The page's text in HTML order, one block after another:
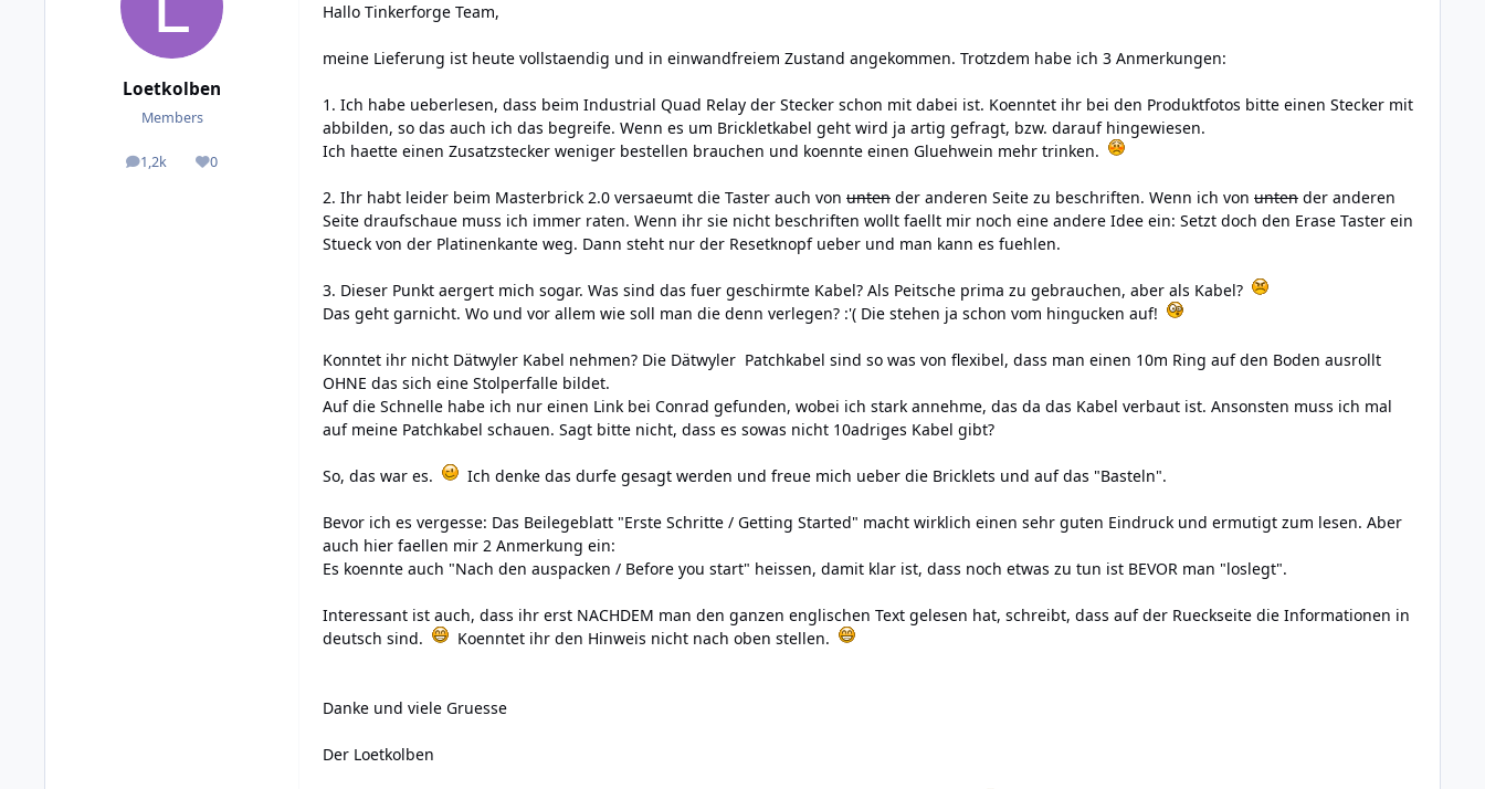
Loetkolben
Members
1,2k
posts 0
Reputation
Hallo Tinkerforge Team,
meine Lieferung ist heute vollstaendig und in einwandfreiem Zustand angekommen. Trotzdem habe ich 3 Anmerkungen:
1. Ich habe ueberlesen, dass beim Industrial Quad Relay der Stecker schon mit dabei ist. Koenntet ihr bei den Produktfotos bitte einen Stecker mit
abbilden, so das auch ich das begreife. Wenn es um Brickletkabel geht wird ja artig gefragt, bzw. darauf hingewiesen.
Ich haette einen Zusatzstecker weniger bestellen brauchen und koennte einen Gluehwein mehr trinken.
2. Ihr habt leider beim Masterbrick 2.0 versaeumt die Taster auch von unten der anderen Seite zu beschriften. Wenn ich von unten der anderen
Seite draufschaue muss ich immer raten. Wenn ihr sie nicht beschriften wollt faellt mir noch eine andere Idee ein: Setzt doch den Erase Taster ein
Stueck von der Platinenkante weg. Dann steht nur der Resetknopf ueber und man kann es fuehlen.
3. Dieser Punkt aergert mich sogar. Was sind das fuer geschirmte Kabel? Als Peitsche prima zu gebrauchen, aber als Kabel?
Das geht garnicht. Wo und vor allem wie soll man die denn verlegen? :'( Die stehen ja schon vom hingucken auf!
Konntet ihr nicht Dätwyler Kabel nehmen? Die Dätwyler Patchkabel sind so was von flexibel, dass man einen 10m Ring auf den Boden ausrollt
OHNE das sich eine Stolperfalle bildet.
Auf die Schnelle habe ich nur einen Link bei Conrad gefunden, wobei ich stark annehme, das da das Kabel verbaut ist. Ansonsten muss ich mal
auf meine Patchkabel schauen. Sagt bitte nicht, dass es sowas nicht 10adriges Kabel gibt?
So, das war es. Ich denke das durfe gesagt werden und freue mich ueber die Bricklets und auf das "Basteln".
Bevor ich es vergesse: Das Beilegeblatt "Erste Schritte / Getting Started" macht wirklich einen sehr guten Eindruck und ermutigt zum lesen. Aber
auch hier faellen mir 2 Anmerkung ein:
Es koennte auch "Nach den auspacken / Before you start" heissen, damit klar ist, dass noch etwas zu tun ist BEVOR man "loslegt".
Interessant ist auch, dass ihr erst NACHDEM man den ganzen englischen Text gelesen hat, schreibt, dass auf der Rueckseite die Informationen in
deutsch sind.
Koenntet ihr den Hinweis nicht nach oben stellen.
Danke und viele Gruesse
Der Loetkolben